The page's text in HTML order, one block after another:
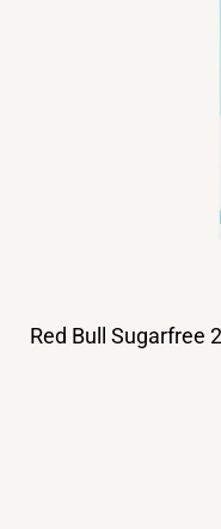
Red Bull Sugarfree